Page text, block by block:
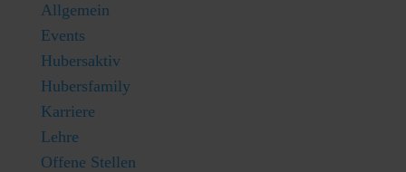
Allgemein
Events
Hubersaktiv
Hubersfamily
Karriere
Lehre
Offene Stellen